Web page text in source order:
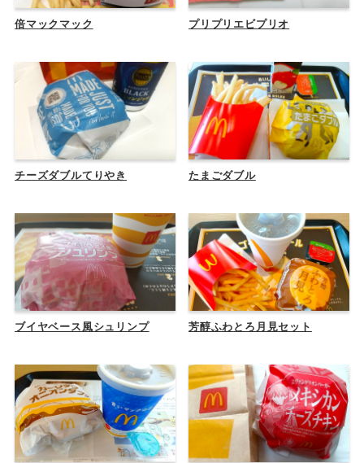
倍マックマック プリプリエビプリオ
チーズダブルてりやき たまごダブル
ブイヤベース風シュリンプ 芳醇ふわとろ月見セット